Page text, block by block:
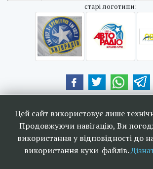
cтарі логотипи:
Цей сайт використовує лише
Продовжуючи навігацію, Ви
використання у відповідності до
використання куки-файлів.